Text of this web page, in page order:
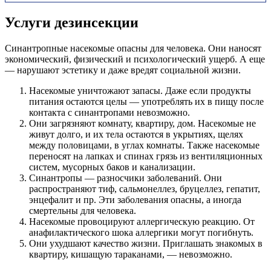
Услуги дезинсекции
Синантропные насекомые опасны для человека. Они наносят
экономический, физический и психологический ущерб. А еще
— нарушают эстетику и даже вредят социальной жизни.
Насекомые уничтожают запасы. Даже если продукты
питания остаются целы — употреблять их в пищу после
контакта с синантропами невозможно.
Они загрязняют комнату, квартиру, дом. Насекомые не
живут долго, и их тела остаются в укрытиях, щелях
между половицами, в углах комнаты. Также насекомые
переносят на лапках и спинах грязь из вентиляционных
систем, мусорных баков и канализации.
Синантропы — разносчики заболеваний. Они
распространяют тиф, сальмонеллез, бруцеллез, гепатит,
энцефалит и пр. Эти заболевания опасны, а иногда
смертельны для человека.
Насекомые провоцируют аллергическую реакцию. От
анафилактического шока аллергики могут погибнуть.
Они ухудшают качество жизни. Приглашать знакомых в
квартиру, кишащую тараканами, — невозможно.